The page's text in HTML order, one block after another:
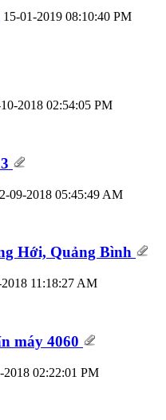
15-01-2019 08:10:40 PM
2018 02:54:05 PM
09-2018 05:45:49 AM
Hới, Quảng Bình
11:18:27 AM
máy 4060
2018 02:22:01 PM